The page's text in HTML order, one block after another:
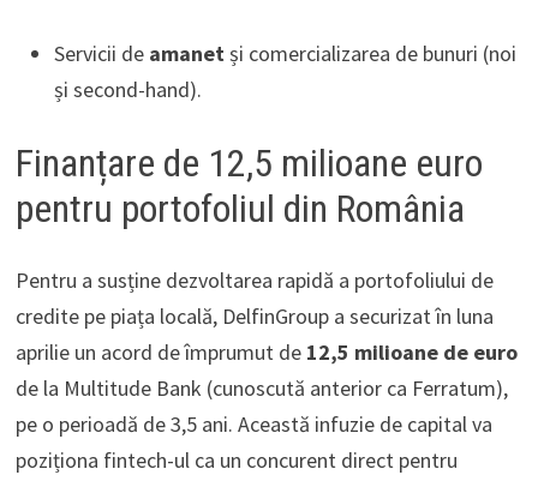
Servicii de amanetși comercializarea de bunuri (noi
și second-hand).
Finanțare de 12,5 milioane euro
pentru portofoliul din România
Pentru a susține dezvoltarea rapidă a portofoliului de
credite pe piața locală, DelfinGroup a securizat în luna
aprilie un acord de împrumut de 12,5 milioane de euro
de la Multitude Bank (cunoscută anterior ca Ferratum),
pe o perioadă de 3,5 ani. Această infuzie de capital va
poziționa fintech-ul ca un concurent direct pentru